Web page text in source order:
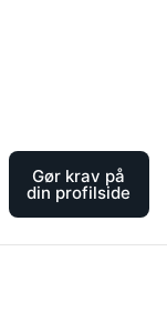
Gør krav på
din profilside